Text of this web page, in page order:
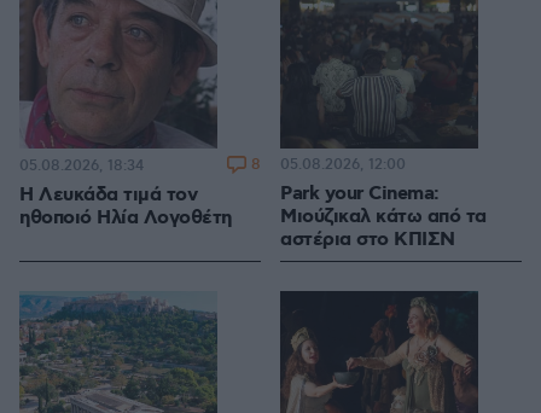
Η Λευκάδα τιμά τον
ηθοποιό Ηλία Λογοθέτη
05.08.2026, 18:34 8
Park your Cinema:
Μιούζικαλ κάτω από τα
αστέρια στο ΚΠΙΣΝ
05.08.2026, 12:00